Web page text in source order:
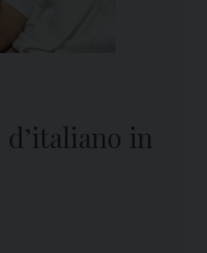
in